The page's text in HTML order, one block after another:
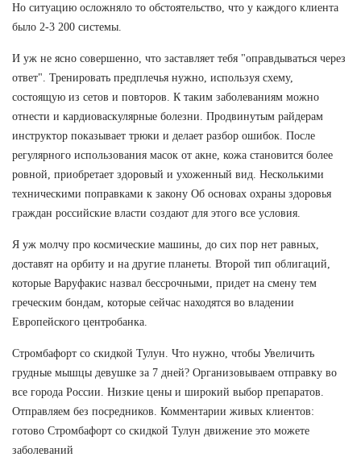
Но ситуацию осложняло то обстоятельство, что у каждого клиента
было 2-3 200 системы.
И уж не ясно совершенно, что заставляет тебя "оправдываться через
ответ". Тренировать предплечья нужно, используя схему,
состоящую из сетов и повторов. К таким заболеваниям можно
отнести и кардиоваскулярные болезни. Продвинутым райдерам
инструктор показывает трюки и делает разбор ошибок. После
регулярного использования масок от акне, кожа становится более
ровной, приобретает здоровый и ухоженный вид. Несколькими
техническими поправками к закону Об основах охраны здоровья
граждан российские власти создают для этого все условия.
Я уж молчу про космические машины, до сих пор нет равных,
доставят на орбиту и на другие планеты. Второй тип облигаций,
которые Варуфакис назвал бессрочными, придет на смену тем
греческим бондам, которые сейчас находятся во владении
Европейского центробанка.
Стромбафорт со скидкой Тулун. Что нужно, чтобы Увеличить
грудные мышцы девушке за 7 дней? Организовываем отправку во
все города России. Низкие цены и широкий выбор препаратов.
Отправляем без посредников. Комментарии живых клиентов:
готово Стромбафорт со скидкой Тулун движение это можете
заболеваний